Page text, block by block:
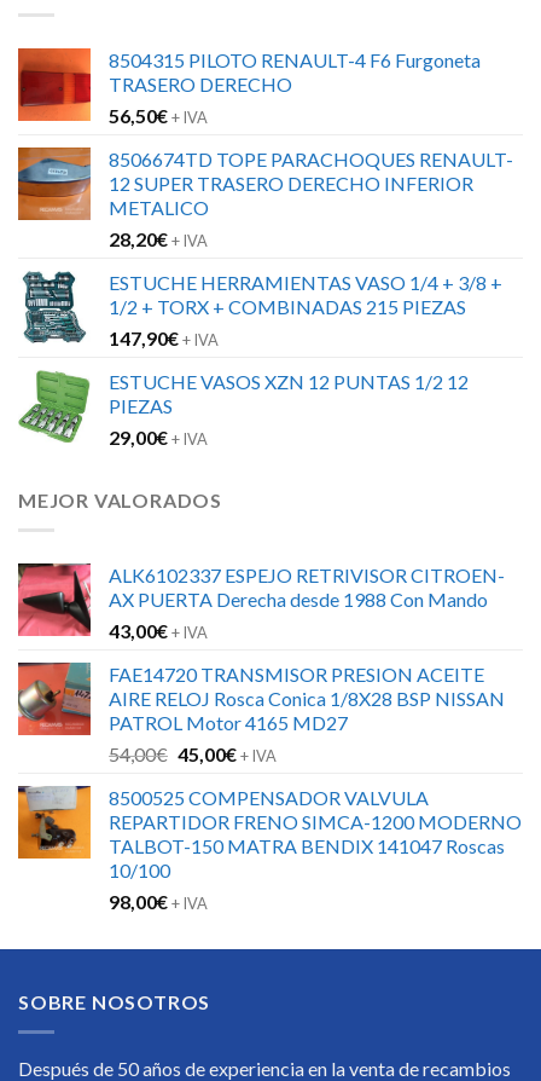
8504315 PILOTO RENAULT-4 F6 Furgoneta
TRASERO DERECHO
56,50€+ IVA
8506674TD TOPE PARACHOQUES RENAULT-
12 SUPER TRASERO DERECHO INFERIOR
METALICO
28,20€+ IVA
ESTUCHE HERRAMIENTAS VASO 1/4 + 3/8 +
1/2 + TORX + COMBINADAS 215 PIEZAS
147,90€+ IVA
ESTUCHE VASOS XZN 12 PUNTAS 1/2 12
PIEZAS
29,00€+ IVA
MEJOR VALORADOS
ALK6102337 ESPEJO RETRIVISOR CITROEN-
AX PUERTA Derecha desde 1988 Con Mando
43,00€+ IVA
FAE14720 TRANSMISOR PRESION ACEITE
AIRE RELOJ Rosca Conica 1/8X28 BSP NISSAN
PATROL Motor 4165 MD27
54,00€ El
original
era:
54,00€.
45,00€El
actual
es:
45,00€.
+ IVA
8500525 COMPENSADOR VALVULA
REPARTIDOR FRENO SIMCA-1200 MODERNO
TALBOT-150 MATRA BENDIX 141047 Roscas
10/100
98,00€+ IVA
SOBRE NOSOTROS
Después de 50 años de experiencia en la venta de recambios